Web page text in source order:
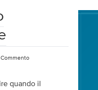
quando il